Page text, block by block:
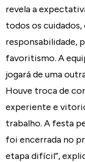
revela a
todos os
responsabilidade,
favoritismo. A
jogará de uma
Houve troca de
experiente e
trabalho. A festa
foi encerrada no
etapa difícil”,